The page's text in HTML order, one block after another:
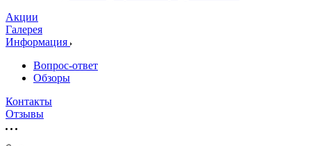
Акции
Галерея
Информация
Вопрос-ответ
Обзоры
Контакты
Отзывы